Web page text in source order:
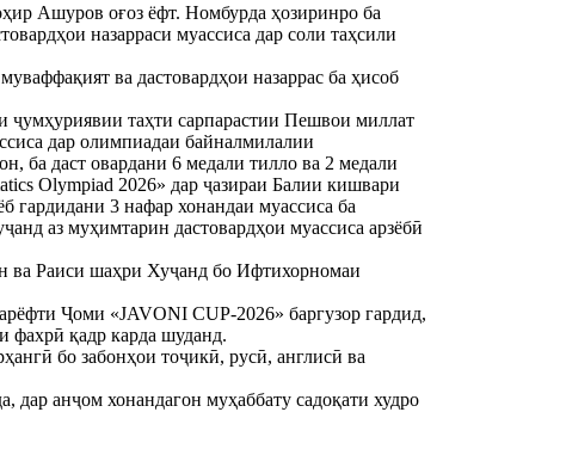
Ашуров оғоз ёфт. Номбурда ҳозиринро ба
назарраси муассиса дар соли таҳсили
ва дастовардҳои назаррас ба ҳисоб
ҷумҳуриявии таҳти сарпарастии Пешвои миллат
дар олимпиадаи байналмилалии
ба даст овардани 6 медали тилло ва 2 медали
Olympiad 2026» дар ҷазираи Балии кишвари
3 нафар хонандаи муассиса ба
аз муҳимтарин дастовардҳои муассиса арзёбӣ
ва Раиси шаҳри Хуҷанд бо Ифтихорномаи
Ҷоми «JAVONI CUP-2026» баргузор гардид,
фахрӣ қадр карда шуданд.
бо забонҳои тоҷикӣ, русӣ, англисӣ ва
дар анҷом хонандагон муҳаббату садоқати худро